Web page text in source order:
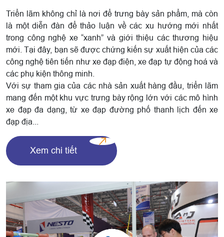
Triển lãm không chỉ là nơi để trưng bày sản phẩm, mà còn
là một diễn đàn để thảo luận về các xu hướng mới nhất
trong công nghệ xe “xanh” và giới thiệu các thương hiệu
mới. Tại đây, bạn sẽ được chứng kiến sự xuất hiện của các
công nghệ tiên tiến như xe đạp điện, xe đạp tự động hoá và
các phụ kiện thông minh.
Với sự tham gia của các nhà sản xuất hàng đầu, triển lãm
mang đến một khu vực trưng bày rộng lớn với các mô hình
xe đạp đa dạng, từ xe đạp đường phố thanh lịch đến xe
đạp địa...
Xem chi tiết